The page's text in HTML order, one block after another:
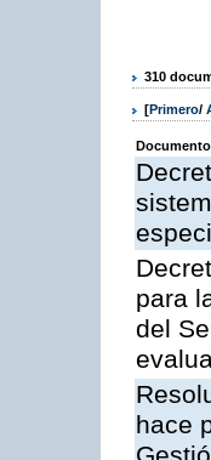
310
[Primero/
para
del
hace